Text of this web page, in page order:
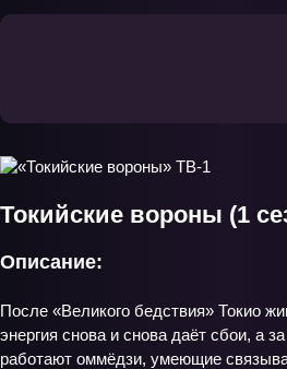
Токийские вороны (1
Описание:
После «Великого бедствия» Токио
энергия снова и снова даёт сбои, а
работают оммёдзи, умеющие